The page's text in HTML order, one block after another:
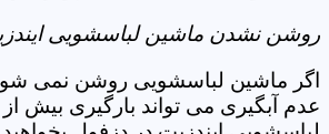
روشن نشدن ماشین لباسشویی
اگر ماشین لباسشویی روشن نمی شود
عدم آبگیری می تواند بارگیری بیش